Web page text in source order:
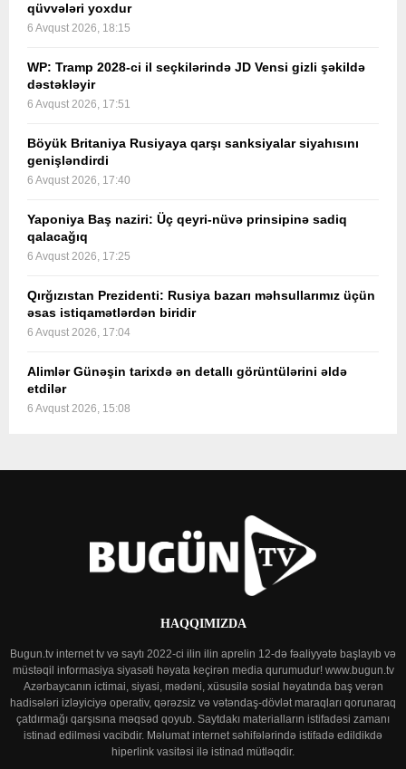
qüvvələri yoxdur
6 Avqust 2026, 18:15
WP: Tramp 2028-ci il seçkilərində JD Vensi gizli şəkildə
dəstəkləyir
6 Avqust 2026, 17:51
Böyük Britaniya Rusiyaya qarşı sanksiyalar siyahısını
genişləndirdi
6 Avqust 2026, 17:40
Yaponiya Baş naziri: Üç qeyri-nüvə prinsipinə sadiq
qalacağıq
6 Avqust 2026, 17:25
Qırğızıstan Prezidenti: Rusiya bazarı məhsullarımız üçün
əsas istiqamətlərdən biridir
6 Avqust 2026, 17:04
Alimlər Günəşin tarixdə ən detallı görüntülərini əldə
etdilər
6 Avqust 2026, 15:08
HAQQIMIZDA
Bugun.tv internet tv və saytı 2022-ci ilin ilin aprelin 12-də fəaliyyətə başlayıb və
müstəqil informasiya siyasəti həyata keçirən media qurumudur! www.bugun.tv
Azərbaycanın ictimai, siyasi, mədəni, xüsusilə sosial həyatında baş verən
hadisələri izləyiciyə operativ, qərəzsiz və vətəndaş-dövlət maraqları qorunaraq
çatdırmağı qarşısına məqsəd qoyub. Saytdakı materialların istifadəsi zamanı
istinad edilməsi vacibdir. Məlumat internet səhifələrində istifadə edildikdə
hiperlink vasitəsi ilə istinad mütləqdir.